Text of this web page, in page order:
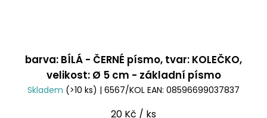
barva: BÍLÁ - ČERNÉ písmo, tvar: KOLEČKO,
velikost: Ø 5 cm - základní písmo
Skladem (>10 ks) | 6567/KOL EAN: 08596699037837
20 Kč / ks